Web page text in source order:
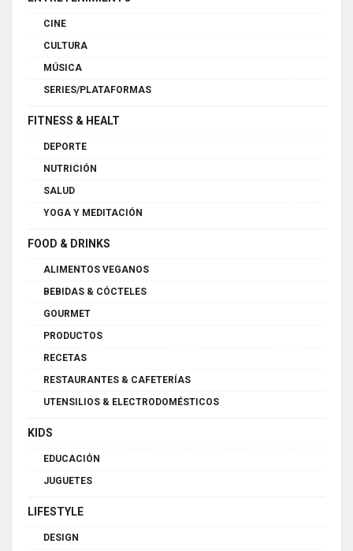
CINE
CULTURA
MÚSICA
SERIES/PLATAFORMAS
FITNESS & HEALT
DEPORTE
NUTRICIÓN
SALUD
YOGA Y MEDITACIÓN
FOOD & DRINKS
ALIMENTOS VEGANOS
BEBIDAS & CÓCTELES
GOURMET
PRODUCTOS
RECETAS
RESTAURANTES & CAFETERÍAS
UTENSILIOS & ELECTRODOMÉSTICOS
KIDS
EDUCACIÓN
JUGUETES
LIFESTYLE
DESIGN